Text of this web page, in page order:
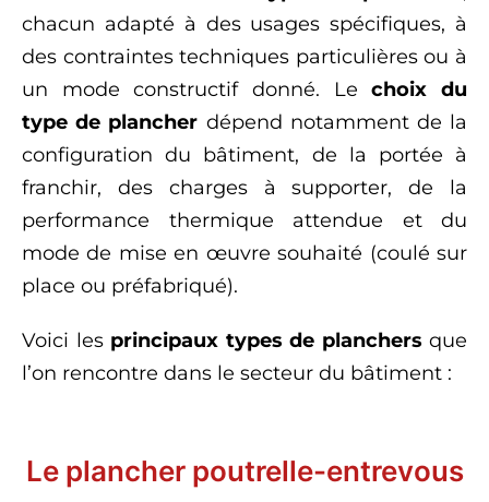
chacun adapté à des usages spécifiques, à
des contraintes techniques particulières ou à
un mode constructif donné. Lechoix du
type de plancher dépend notamment de la
configuration du bâtiment, de la portée à
franchir, des charges à supporter, de la
performance thermique attendue et du
mode de mise en œuvre souhaité (coulé sur
place ou préfabriqué).
Voici les principaux types de planchers que
l’on rencontre dans le secteur du bâtiment :
Le plancher poutrelle-entrevous